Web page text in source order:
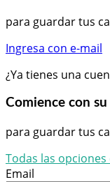
para guardar tus
Ingresa con e-mail
¿Ya tienes una
Comience con
para guardar tus
Todas las
Email